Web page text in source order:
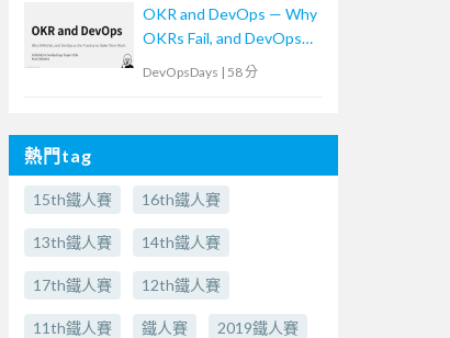
OKR and DevOps — Why
OKRs Fail, and DevOps
as the Practice to Make
DevOps -なぜOKRは失
てのDevOps-
DevOpsDays | 58 分
熱門tag
15th鐵人賽 16th鐵人賽
13th鐵人賽 14th鐵人賽
17th鐵人賽 12th鐵人賽
11th鐵人賽 鐵人賽 2019鐵人賽